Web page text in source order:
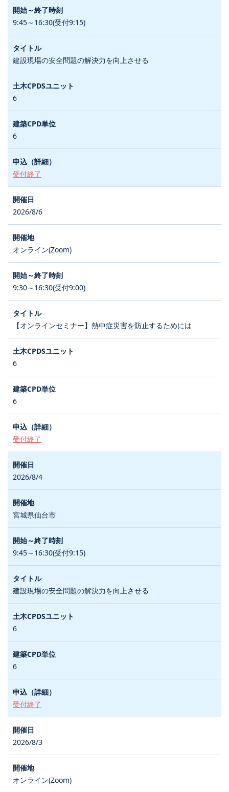
9:45～16:30(受付9:15)
建設現場の安全問題の解決力を向上させる
6
6
受付終了
2026/8/6
オンライン(Zoom)
9:30～16:30(受付9:00)
【オンラインセミナー】熱中症災害を防止するためには
6
6
受付終了
2026/8/4
宮城県仙台市
9:45～16:30(受付9:15)
建設現場の安全問題の解決力を向上させる
6
6
受付終了
2026/8/3
オンライン(Zoom)